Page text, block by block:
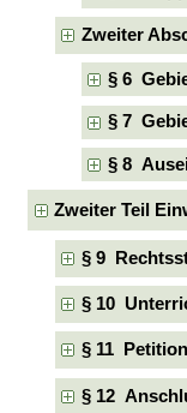
Zweiter
§ 6
§ 7
§ 8
Zweiter Teil
§ 9
§ 10
§ 11
§ 12